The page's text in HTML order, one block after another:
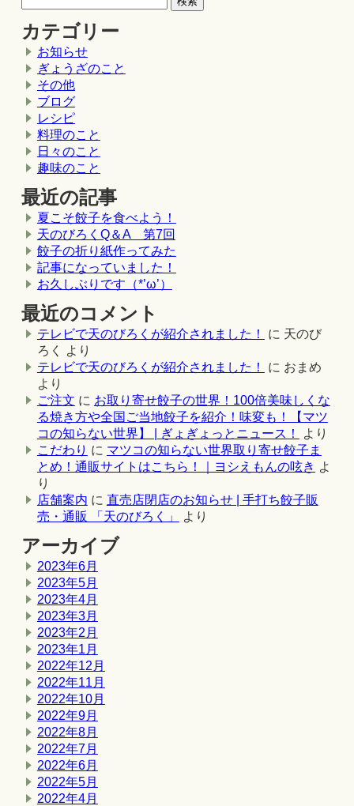
カテゴリー
お知らせ
ぎょうざのこと
その他
ブログ
レシピ
料理のこと
日々のこと
趣味のこと
最近の記事
夏こそ餃子を食べよう！
天のびろくQ＆A 第7回
餃子の折り紙作ってみた
記事になっていました！
お久しぶりです（*’ω’）
最近のコメント
テレビで天のびろくが紹介されました！ に 天のび
ろく
より
テレビで天のびろくが紹介されました！
に おまめ
より
ご注文 に お取り寄せ餃子の世界！100倍美味しくな
る焼き方や全国ご当地餃子を紹介！味変も！【マツ
コの知らない世界】 | ぎょぎょっとニュース！
より
こだわり に マツコの知らない世界取り寄せ餃子ま
とめ！通販サイトはこちら！｜ヨシえもんの呟き よ
り
店舗案内 に 直売店閉店のお知らせ | 手打ち餃子販
売・通販 「天のびろく」
より
アーカイブ
2023年6月
2023年5月
2023年4月
2023年3月
2023年2月
2023年1月
2022年12月
2022年11月
2022年10月
2022年9月
2022年8月
2022年7月
2022年6月
2022年5月
2022年4月